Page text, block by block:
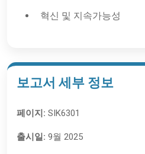
혁신 및 지속가능성
보고서 세부 정보
페이지: SIK6301
출시일: 9월 2025